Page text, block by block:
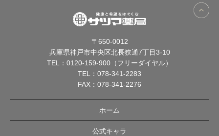
〒650-0012
兵庫県神戸市中央区北長狭通7丁目3-10
TEL： 0120-159-900（フリーダイヤル）
TEL： 078-341-2283
FAX：078-341-2276
ホーム
公式キャラ